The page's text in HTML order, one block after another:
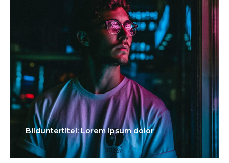
Bilduntertitel: Lorem ipsum dolor